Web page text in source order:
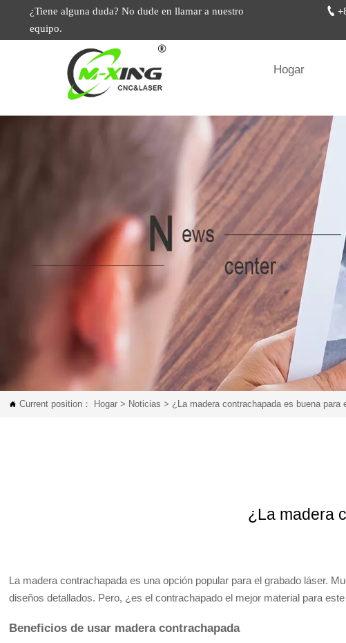
¿Tiene alguna duda? No dude en llamar a nuestro
equipo.

Hogar
 Current position： Hogar > Noticias > ¿La madera contrachapada es buena para
¿La madera
La madera contrachapada es una opción popular para el grabado láser.
diseños detallados. Pero, ¿es el contrachapado el mejor material para
Beneficios de usar madera contrachapada